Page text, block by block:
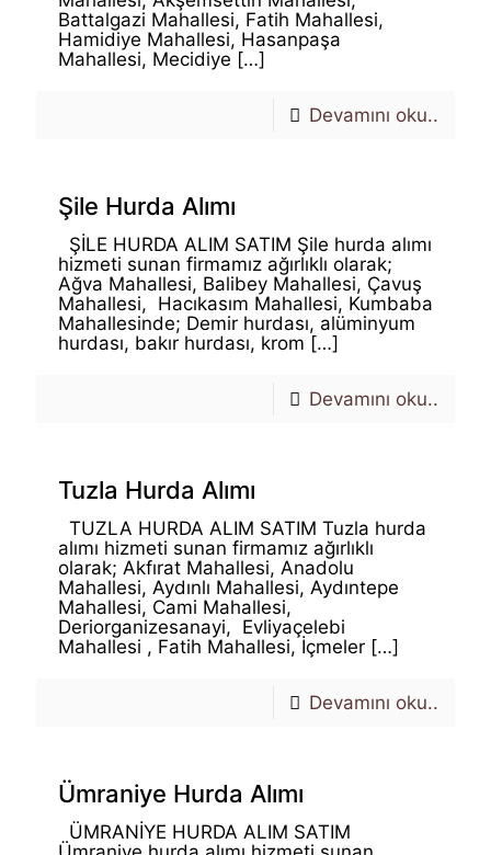
Battalgazi Mahallesi, Fatih Mahallesi,
Hamidiye Mahallesi, Hasanpaşa
Mahallesi, Mecidiye […]
Devamını oku..
Şile Hurda Alımı
ŞİLE HURDA ALIM SATIM Şile hurda alımı
hizmeti sunan firmamız ağırlıklı olarak;
Ağva Mahallesi, Balibey Mahallesi, Çavuş
Mahallesi, Hacıkasım Mahallesi, Kumbaba
Mahallesinde; Demir hurdası, alüminyum
hurdası, bakır hurdası, krom […]
Devamını oku..
Tuzla Hurda Alımı
TUZLA HURDA ALIM SATIM Tuzla hurda
alımı hizmeti sunan firmamız ağırlıklı
olarak; Akfırat Mahallesi, Anadolu
Mahallesi, Aydınlı Mahallesi, Aydıntepe
Mahallesi, Cami Mahallesi,
Deriorganizesanayi, Evliyaçelebi
Mahallesi , Fatih Mahallesi, İçmeler […]
Devamını oku..
Ümraniye Hurda Alımı
ÜMRANİYE HURDA ALIM SATIM